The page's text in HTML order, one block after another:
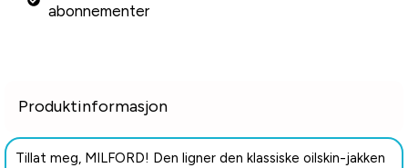
abonnementer
Produktinformasjon
Tillat meg, MILFORD! Den ligner den klassiske oilskin-jakken